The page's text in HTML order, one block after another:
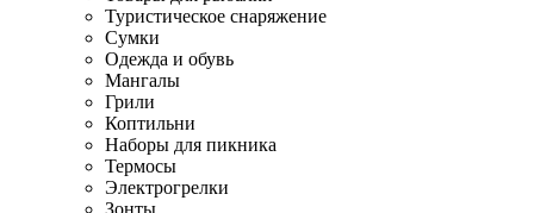
Туристическое снаряжение
Сумки
Одежда и обувь
Мангалы
Грили
Коптильни
Наборы для пикника
Термосы
Электрогрелки
Зонты